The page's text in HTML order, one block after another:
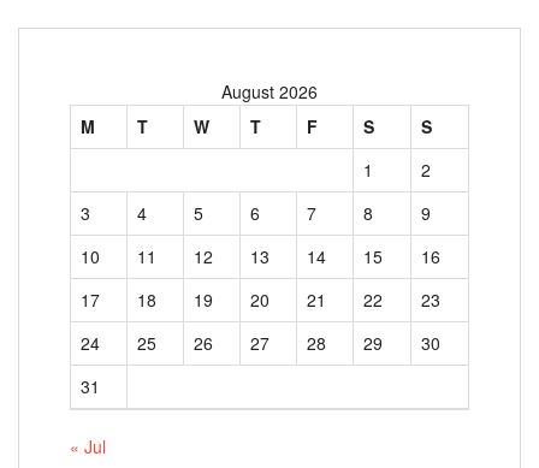
August 2026
M
T W T F S
S
1
2
3
4 5 6 7 8
9
10
11 12 13 14 15
16
17
18 19 20 21 22
23
24
25 26 27 28 29
30
31
« Jul